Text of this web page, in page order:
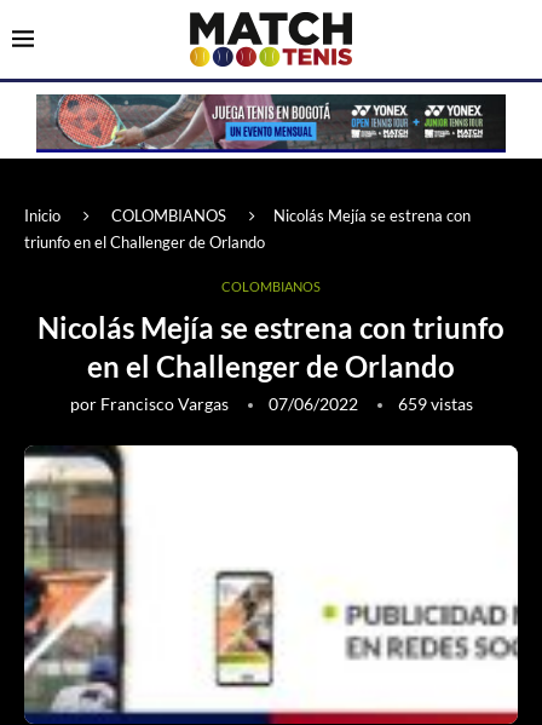
Inicio COLOMBIANOS
Nicolás Mejía se estrena con
triunfo en el Challenger de Orlando
COLOMBIANOS
Nicolás Mejía se estrena con triunfo
en el Challenger de Orlando
por Francisco Vargas 07/06/2022 659vistas